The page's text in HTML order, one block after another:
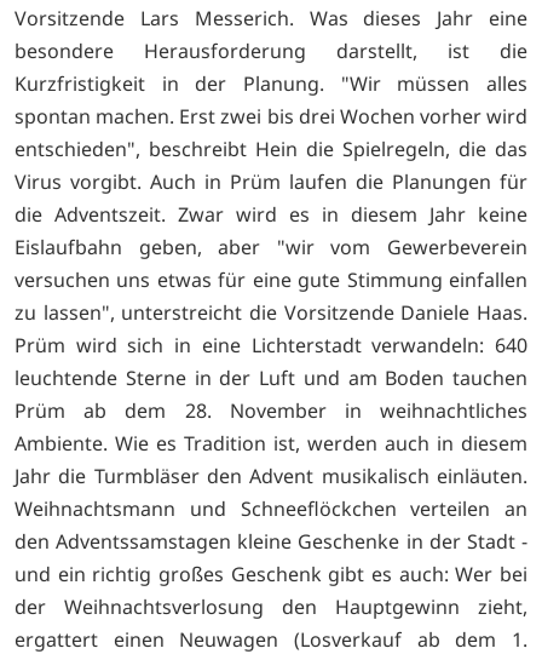
Vorsitzende Lars Messerich. Was dieses Jahr eine
besondere Herausforderung darstellt, ist die
Kurzfristigkeit in der Planung. "Wir müssen alles
spontan machen. Erst zwei bis drei Wochen vorher wird
entschieden", beschreibt Hein die Spielregeln, die das
Virus vorgibt. Auch in Prüm laufen die Planungen für
die Adventszeit. Zwar wird es in diesem Jahr keine
Eislaufbahn geben, aber "wir vom Gewerbeverein
versuchen uns etwas für eine gute Stimmung einfallen
zu lassen", unterstreicht die Vorsitzende Daniele Haas.
Prüm wird sich in eine Lichterstadt verwandeln: 640
leuchtende Sterne in der Luft und am Boden tauchen
Prüm ab dem 28. November in weihnachtliches
Ambiente. Wie es Tradition ist, werden auch in diesem
Jahr die Turmbläser den Advent musikalisch einläuten.
Weihnachtsmann und Schneeflöckchen verteilen an
den Adventssamstagen kleine Geschenke in der Stadt -
und ein richtig großes Geschenk gibt es auch: Wer bei
der Weihnachtsverlosung den Hauptgewinn zieht,
ergattert einen Neuwagen (Losverkauf ab dem 1.